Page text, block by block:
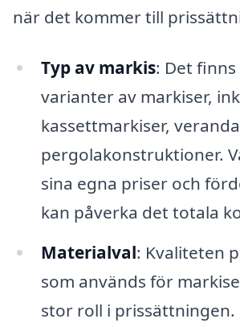
när det kommer till
Typ av markis: Det finns
varianter av markiser,
kassettmarkiser,
pergolakonstruktioner.
sina egna priser och
kan påverka det totala
Materialval: Kvaliteten
som används för
stor roll i prissättningen.